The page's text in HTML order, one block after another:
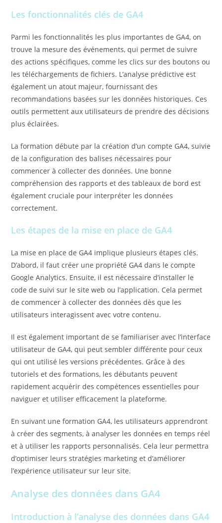
Les fonctionnalités clés de GA4
Parmi les fonctionnalités les plus importantes de GA4, on
trouve la mesure des événements, qui permet de suivre
des actions spécifiques, comme les clics sur des boutons ou
les téléchargements de fichiers. L’analyse prédictive est
également un atout majeur, fournissant des
recommandations basées sur les données historiques. Ces
outils permettent aux utilisateurs de prendre des décisions
plus éclairées.
La formation débute par la création d’un compte GA4, suivie
de la configuration des balises nécessaires pour
commencer à collecter des données. Une bonne
compréhension des rapports et des tableaux de bord est
également cruciale pour interpréter les données
correctement.
Les étapes de la mise en place de GA4
La mise en place de GA4 implique plusieurs étapes clés.
D’abord, il faut créer une propriété GA4 dans le compte
Google Analytics. Ensuite, il est nécessaire d’installer le
code de suivi sur le site web ou l’application. Cela permet
de commencer à collecter des données dès que les
utilisateurs interagissent avec votre contenu.
Il est également important de se familiariser avec l’interface
utilisateur de GA4, qui peut sembler différente pour ceux
qui ont utilisé les versions précédentes. Grâce à des
tutoriels et des formations, les débutants peuvent
rapidement acquérir des compétences essentielles pour
naviguer et utiliser efficacement la plateforme.
En suivant une formation GA4, les utilisateurs apprendront
à créer des segments, à analyser les données en temps réel
et à utiliser les rapports personnalisés. Cela leur permettra
d’optimiser leurs stratégies marketing et d’améliorer
l’expérience utilisateur sur leur site.
Analyse des données dans GA4
Introduction à l’analyse des données dans GA4